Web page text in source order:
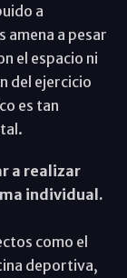
a
a pesar
el espacio ni
del ejercicio
es tan
a realizar
individual.
como el
deportiva,